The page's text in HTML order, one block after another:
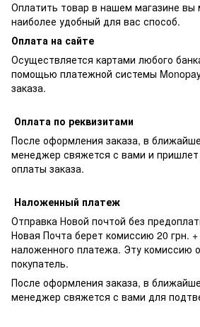
Оплатить товар в нашем магазине вы
наиболее удобный для вас способ.
Оплата на сайте
Осуществляется картами любого
помощью платежной системы
заказа.
Оплата по реквизитами
После оформления заказа, в
менеджер свяжется с вами и пришлет
оплаты заказа.
Наложенный платеж
Отправка Новой почтой без
Новая Почта берет комиссию 20 грн.
наложенного платежа. Эту комиссию
покупатель.
После оформления заказа, в
менеджер свяжется с вами для